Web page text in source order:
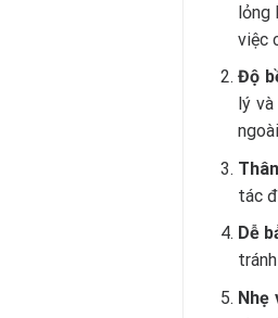
lỏng
việc
Độ
lý
tác
Dễ
Nhẹ